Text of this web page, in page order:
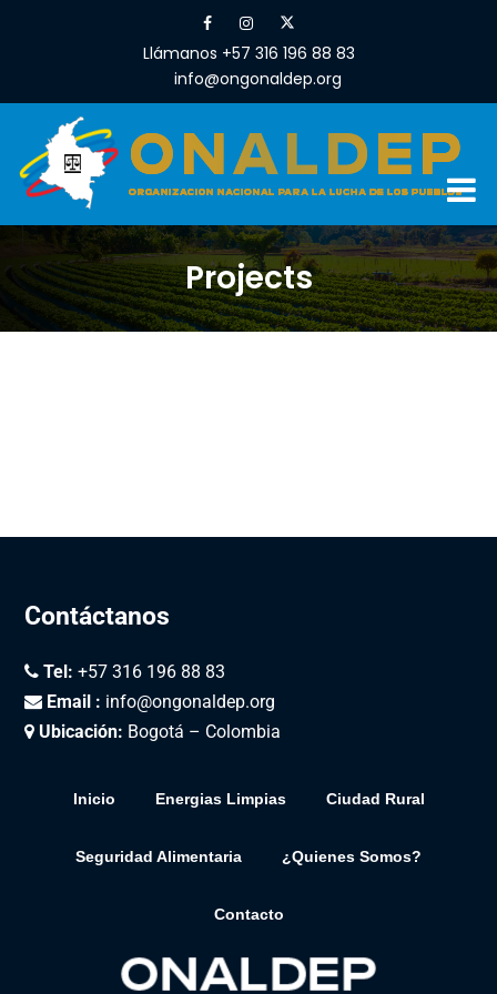
Llámanos +57 316 196 88 83
info@ongonaldep.org
Projects
Contáctanos
Tel: +57 316 196 88 83
Email : info@ongonaldep.org
Ubicación: Bogotá – Colombia
Inicio Energias Limpias Ciudad Rural
Seguridad Alimentaria ¿Quienes Somos?
Contacto